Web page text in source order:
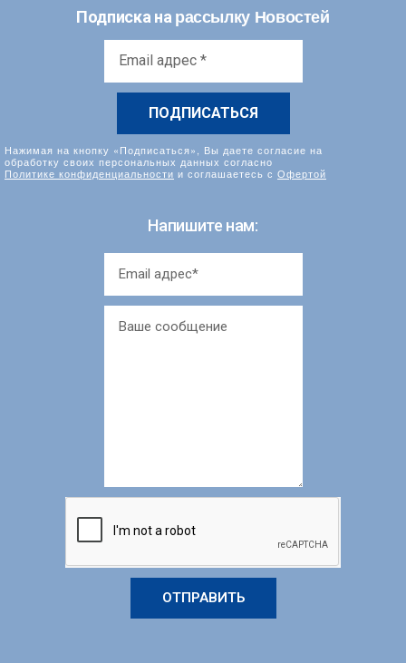
Подписка на рассылку Новостей
Нажимая на кнопку «Подписаться», Вы даете согласие на
обработку своих персональных данных согласно
Политике конфиденциальности и соглашаетесь с Офертой
Напишите нам:
ОТПРАВИТЬ